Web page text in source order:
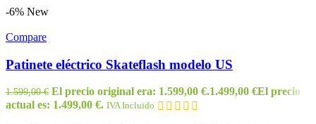
-6% New
Compare
Patinete eléctrico Skateflash modelo US
1.599,00€ El precio original era: 1.599,00 €.1.499,00 €El precio
actual es: 1.499,00 €. IVA Incluido